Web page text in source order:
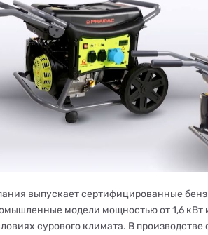
выпускает сертифицированные
модели мощностью от 1,6
сурового климата. В